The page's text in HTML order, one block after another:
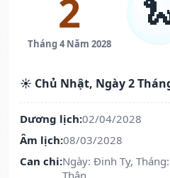
2
Tháng 4 Năm 2028
☀️ Chủ Nhật, Ngày 2
Dương lịch:02/04/2028
Âm lịch:08/03/2028
Can chi:Ngày: Đinh Tỵ,